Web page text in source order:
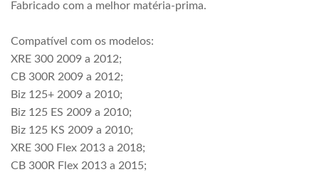
Fabricado com a melhor matéria-prima.
Compatível com os modelos:
XRE 300 2009 a 2012;
CB 300R 2009 a 2012;
Biz 125+ 2009 a 2010;
Biz 125 ES 2009 a 2010;
Biz 125 KS 2009 a 2010;
XRE 300 Flex 2013 a 2018;
CB 300R Flex 2013 a 2015;